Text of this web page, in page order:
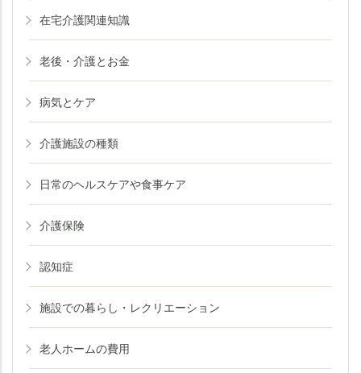
在宅介護関連知識
老後・介護とお金
病気とケア
介護施設の種類
日常のヘルスケアや食事ケア
介護保険
認知症
施設での暮らし・レクリエーション
老人ホームの費用